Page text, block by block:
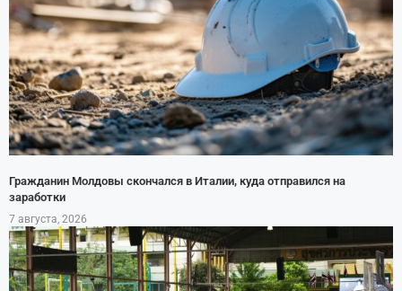
Гражданин Молдовы скончался в Италии, куда отправился на
заработки
7 августа, 2026